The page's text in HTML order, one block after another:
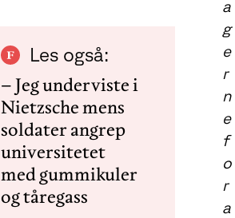
a
g
e
r
n
e
f
o
r
a
Les også:
– Jeg underviste i
Nietzsche mens
soldater angrep
universitetet
med gummikuler
og tåregass